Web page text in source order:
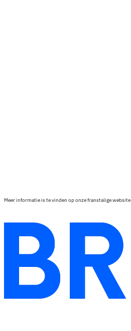
Meer informatie is te vinden op onze franstalige website